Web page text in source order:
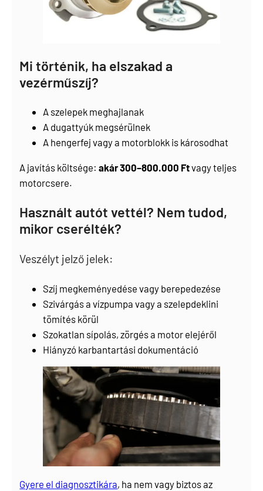
Mi történik, ha elszakad a
vezérműszíj?
A szelepek meghajlanak
A dugattyúk megsérülnek
A hengerfej vagy a motorblokk is károsodhat
A javítás költsége:akár 300–800.000 Ftvagy teljes
motorcsere.
Használt autót vettél? Nem tudod,
mikor cserélték?
Veszélyt jelző jelek:
Szíj megkeményedése vagy berepedezése
Szivárgás a vízpumpa vagy a szelepdeklini
tömítés körül
Szokatlan sípolás, zörgés a motor elejéről
Hiányzó karbantartási dokumentáció
Gyere el diagnosztikára, ha nem vagy biztos az